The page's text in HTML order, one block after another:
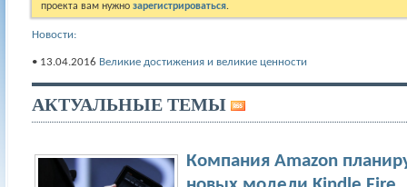
проекта вам нужно зарегистрироваться.
Новости:
• 13.04.2016 Великие достижения и великие ценности
АКТУАЛЬНЫЕ ТЕМЫ
Компания Amazon